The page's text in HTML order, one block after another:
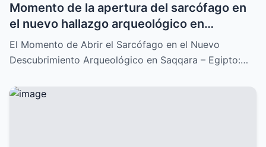
Momento de la apertura del sarcófago en
el nuevo hallazgo arqueológico en
Saqqara: Un descubrimiento
impresionante que lo cambia todo
El Momento de Abrir el Sarcófago en el Nuevo
Descubrimiento Arqueológico en Saqqara – Egipto:…